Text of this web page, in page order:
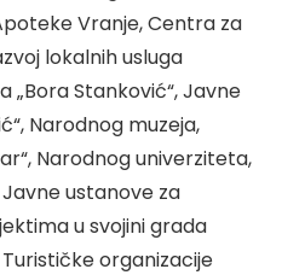
Vranje, Centra za
lokalnih usluga
„Bora Stanković“, Javne
Narodnog muzeja,
Narodnog univerziteta,
ustanove za
u svojini grada
organizacije